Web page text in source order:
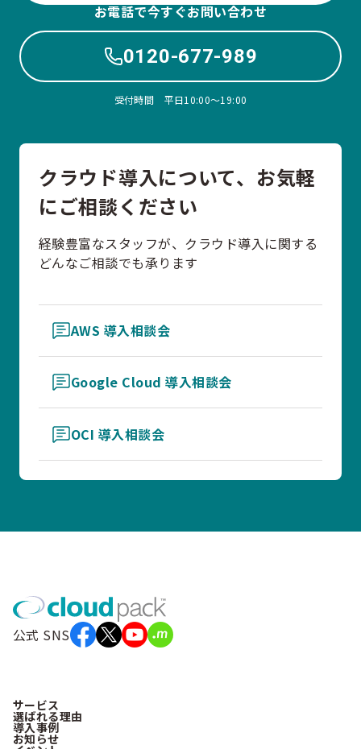
お電話で今すぐお問い合わせ
0120-677-989
受付時間 平日10:00〜19:00
クラウド導入について、お気軽
にご相談ください
経験豊富なスタッフが、クラウド導入に関する
どんなご相談でも承ります
AWS 導入相談会
Google Cloud 導入相談会
OCI 導入相談会
公式 SNS
サービス
選ばれる理由
導入事例
お知らせ